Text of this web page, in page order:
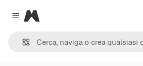
Close menu
Magnific